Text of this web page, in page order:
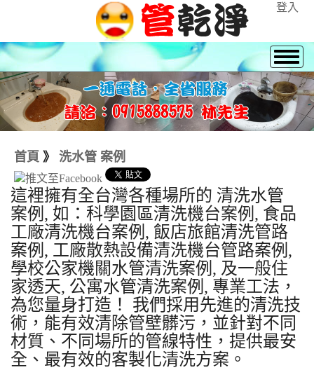
登入
首頁 》 洗水管 案例
這裡擁有全台灣各種場所的 清洗水管
案例, 如：科學園區清洗機台案例, 食品
工廠清洗機台案例, 飯店旅館清洗管路
案例, 工廠散熱設備清洗機台管路案例,
學校公家機關水管清洗案例, 及一般住
家透天, 公寓水管清洗案例, 專業工法，
為您量身打造！ 我們採用先進的清洗技
術，能有效清除管壁髒污，並針對不同
材質、不同場所的管線特性，提供最安
全、最有效的客製化清洗方案。